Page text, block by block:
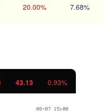
20.00% 7.68%
11.37 1.01%